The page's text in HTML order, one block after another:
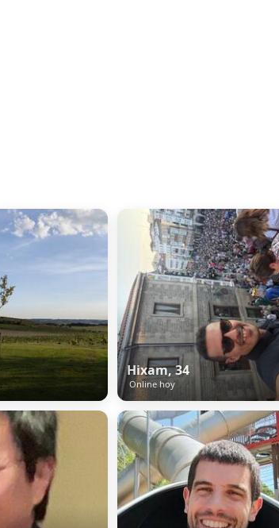
Hixam, 34
Online hoy